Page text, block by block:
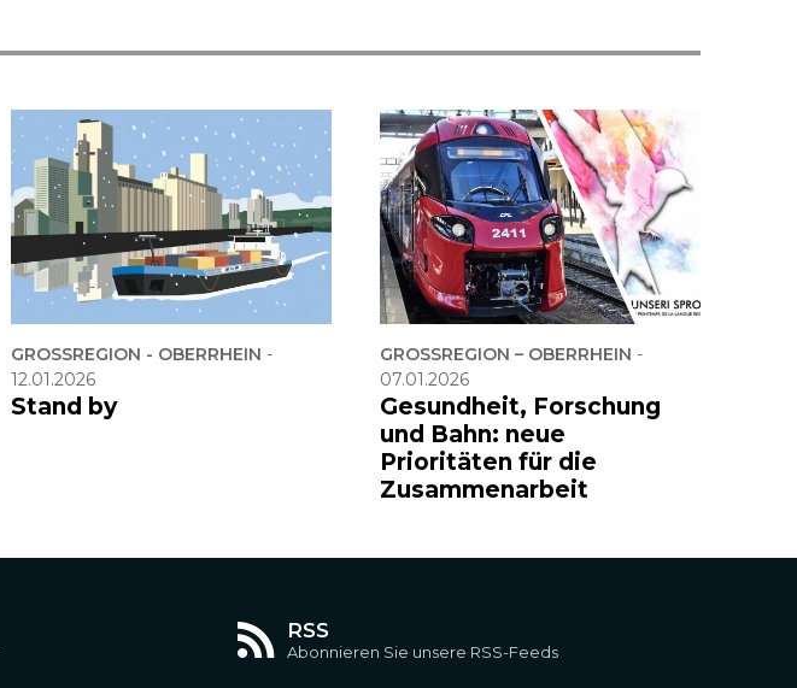
GROSSREGION - OBERRHEIN -
12.01.2026
Stand by
GROSSREGION – OBERRHEIN
-
07.01.2026
Gesundheit, Forschung
und Bahn: neue
Prioritäten für die
Zusammenarbeit
RSS
Abonnieren Sie unsere RSS-Feeds